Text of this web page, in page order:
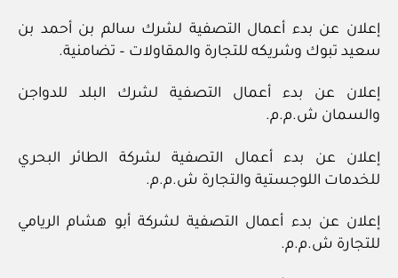
إعلان عن بدء أعمال التصفية لشرك سالم بن أحمد بن
سعيد تبوك وشريكه للتجارة والمقاولات – تضامنية.
إعلان عن بدء أعمال التصفية لشرك البلد للدواجن
والسمان ش.م.م.
إعلان عن بدء أعمال التصفية لشركة الطائر البحري
للخدمات اللوجستية والتجارة ش.م.م.
إعلان عن بدء أعمال التصفية لشركة أبو هشام الريامي
للتجارة ش.م.م.